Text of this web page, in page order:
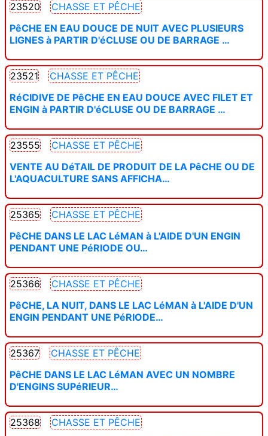
23520
CHASSE ET PÊCHE
PêCHE EN EAU DOUCE DE NUIT AVEC PLUSIEURS
LIGNES à PARTIR D'éCLUSE OU DE BARRAGE …
23521
CHASSE ET PÊCHE
RéCIDIVE DE PêCHE EN EAU DOUCE AVEC FILET ET
ENGIN à PARTIR D'éCLUSE OU DE BARRAGE …
23555
CHASSE ET PÊCHE
VENTE AU DéTAIL DE PRODUIT DE LA PêCHE OU DE
L'AQUACULTURE SANS AFFICHA…
25365
CHASSE ET PÊCHE
PêCHE DANS LE LAC LéMAN à L'AIDE D'UN ENGIN
PENDANT UNE PéRIODE OU…
25366
CHASSE ET PÊCHE
PêCHE, LA NUIT, DANS LE LAC LéMAN à L'AIDE D'UN
ENGIN PENDANT UNE PéRIODE…
25367
CHASSE ET PÊCHE
PêCHE DANS LE LAC LéMAN AVEC UN NOMBRE
D'ENGINS SUPéRIEUR…
25368
CHASSE ET PÊCHE